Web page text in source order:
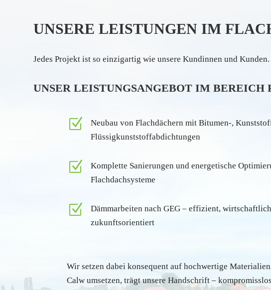
UNSERE LEISTUNGEN IM
Jedes Projekt ist so einzigartig wie unsere Kundinnen und
UNSER LEISTUNGSANGEBOT IM BEREICH
Z
Neubau von Flachdächern mit Bitumen-,
Flüssigkunststoffabdichtungen
Z
Komplette Sanierungen und energetische
Flachdachsysteme
Z
Dämmarbeiten nach GEG – effizient,
zukunftsorientiert
Wir setzen dabei konsequent auf hochwertige
Calw umsetzen, trägt unsere Handschrift –